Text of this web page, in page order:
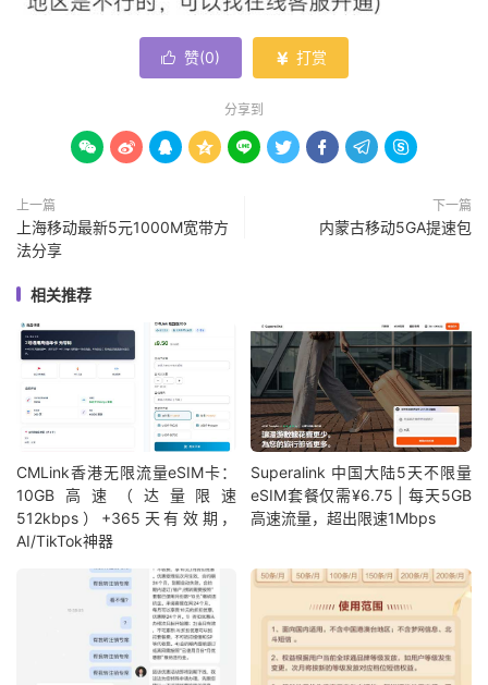
 赞(0)  打赏
分享到
        
上一篇
上海移动最新5元1000M宽带方
法分享
下一篇
内蒙古移动5GA提速包
相关推荐
CMLink香港无限流量eSIM卡：
10GB高速（达量限速
512kbps）+365天有效期，
AI/TikTok神器
Superalink 中国大陆5天不限量
eSIM套餐仅需¥6.75 | 每天5GB
高速流量，超出限速1Mbps